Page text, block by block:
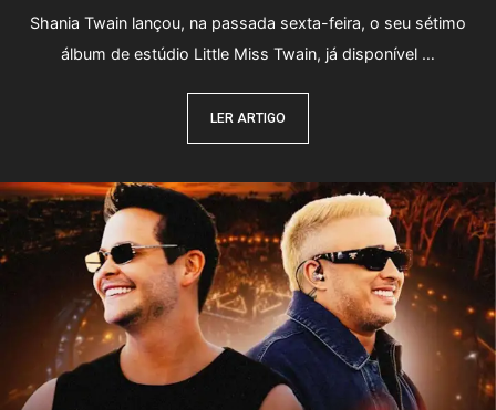
Shania Twain lançou, na passada sexta-feira, o seu sétimo
álbum de estúdio Little Miss Twain, já disponível …
LER ARTIGO